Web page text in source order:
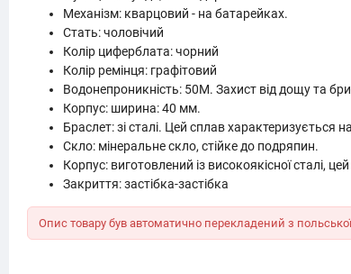
Механізм: кварцовий - на батарейках.
Стать: чоловічий
Колір циферблата: чорний
Колір ремінця: графітовий
Водонепроникність: 50M. Захист від дощу та
Корпус: ширина: 40 мм.
Браслет: зі сталі. Цей сплав характеризується
Скло: мінеральне скло, стійке до подряпин.
Корпус: виготовлений із високоякісної сталі,
Закриття: застібка-застібка
Опис товару був автоматично перекладений з